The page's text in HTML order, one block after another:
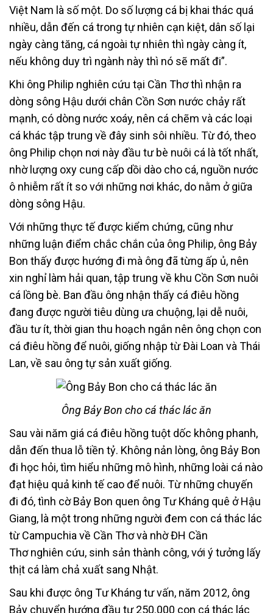
Việt Nam là số một. Do số lượng cá bị khai thác quá
nhiều, dẫn đến cá trong tự nhiên cạn kiệt, dân số lại
ngày càng tăng, cá ngoài tự nhiên thì ngày càng ít,
nếu không duy trì ngành này thì nó sẽ mất đi”.
Khi ông Philip nghiên cứu tại Cần Thơ thì nhận ra
dòng sông Hậu dưới chân Cồn Sơn nước chảy rất
mạnh, có dòng nước xoáy, nên cá chẽm và các loại
cá khác tập trung về đây sinh sôi nhiều. Từ đó, theo
ông Philip chọn nơi này đầu tư bè nuôi cá là tốt nhất,
nhờ lượng oxy cung cấp dồi dào cho cá, nguồn nước
ô nhiễm rất ít so với những nơi khác, do nằm ở giữa
dòng sông Hậu.
Với những thực tế được kiểm chứng, cũng như
những luận điểm chắc chắn của ông Philip, ông Bảy
Bon thấy được hướng đi mà ông đã từng ấp ủ, nên
xin nghỉ làm hải quan, tập trung về khu Cồn Sơn nuôi
cá lồng bè. Ban đầu ông nhận thấy cá điêu hồng
đang được người tiêu dùng ưa chuộng, lại dễ nuôi,
đầu tư ít, thời gian thu hoạch ngắn nên ông chọn con
cá điêu hồng để nuôi, giống nhập từ Đài Loan và Thái
Lan, về sau ông tự sản xuất giống.
Ông Bảy Bon cho cá thác lác ăn
Sau vài năm giá cá điêu hồng tuột dốc không phanh,
dẫn đến thua lỗ tiền tỷ. Không nản lòng, ông Bảy Bon
đi học hỏi, tìm hiểu những mô hình, những loài cá nào
đạt hiệu quả kinh tế cao để nuôi. Từ những chuyến
đi đó, tình cờ Bảy Bon quen ông Tư Kháng quê ở Hậu
Giang, là một trong những người đem con cá thác lác
từ Campuchia về Cần Thơ và nhờ ĐH Cần
Thơ nghiên cứu, sinh sản thành công, với ý tưởng lấy
thịt cá làm chả xuất sang Nhật.
Sau khi được ông Tư Kháng tư vấn, năm 2012, ông
Bảy chuyển hướng đầu tư 250.000 con cá thác lác